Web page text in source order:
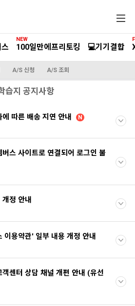
메
100일만에프리토킹
NEW
💻기기결합
A/S 신청 A/S 조회
습지 공지사항
따른 배송 지연 안내
N
스 사이트로 연결되어 로그인 불
정 안내
이용약관' 일부 내용 개정 안내
센터 상담 채널 개편 안내 (유선